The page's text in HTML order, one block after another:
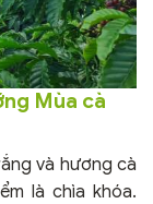
Mùa cà
và hương cà
là chìa khóa.